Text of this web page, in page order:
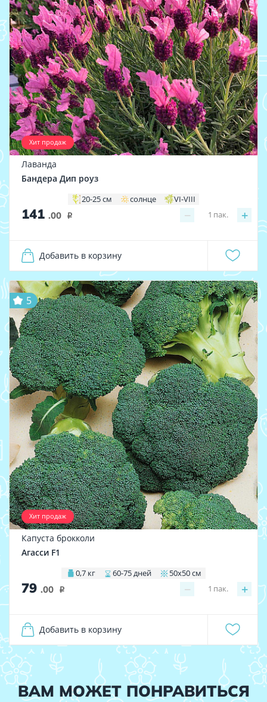
Хит продаж
Лаванда
Бандера Дип роуз
20-25 см солнце VI-VIII
141 .00 i − +
1 пак.
Добавить в корзину
Хит продаж
5
Капуста брокколи
Агасси F1
0,7 кг 60-75 дней 50х50 см
79 .00 i − +
1 пак.
Добавить в корзину
ВАМ МОЖЕТ ПОНРАВИТЬСЯ